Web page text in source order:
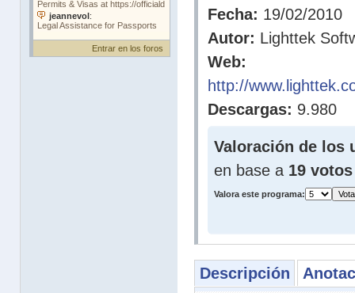
Entrar en los foros
Fecha: 19/02/2010
Autor: Lighttek
Web:
http://
Descargas: 9.980
Valoración de los
en base a 19 votos
Valora este programa:
Descripción